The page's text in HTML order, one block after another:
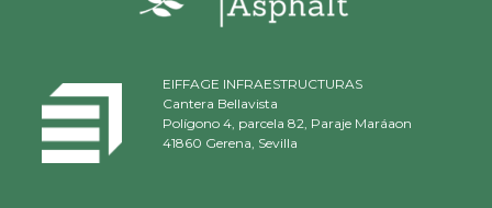
EIFFAGE INFRAESTRUCTURAS
Cantera Bellavista
Polígono 4, parcela 82, Paraje Maráaon
41860 Gerena, Sevilla